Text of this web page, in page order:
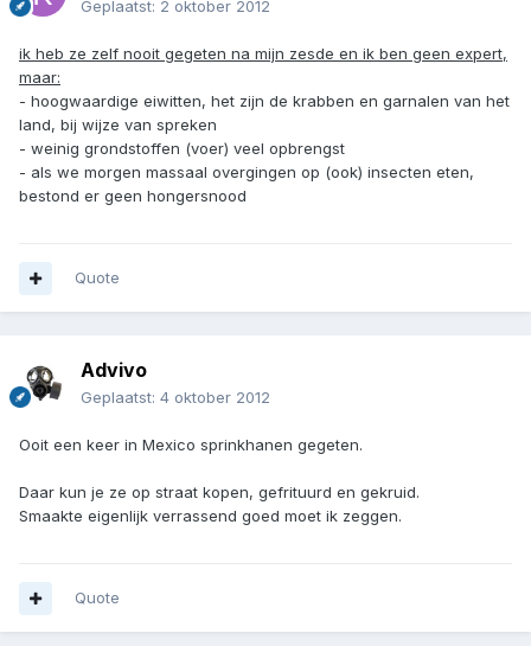
Geplaatst: 2 oktober 2012
ik heb ze zelf nooit gegeten na mijn zesde en ik ben geen expert,
maar:
- hoogwaardige eiwitten, het zijn de krabben en garnalen van het
land, bij wijze van spreken
- weinig grondstoffen (voer) veel opbrengst
- als we morgen massaal overgingen op (ook) insecten eten,
bestond er geen hongersnood
Quote
Advivo
Geplaatst: 4 oktober 2012
Ooit een keer in Mexico sprinkhanen gegeten.
Daar kun je ze op straat kopen, gefrituurd en gekruid.
Smaakte eigenlijk verrassend goed moet ik zeggen.
Quote